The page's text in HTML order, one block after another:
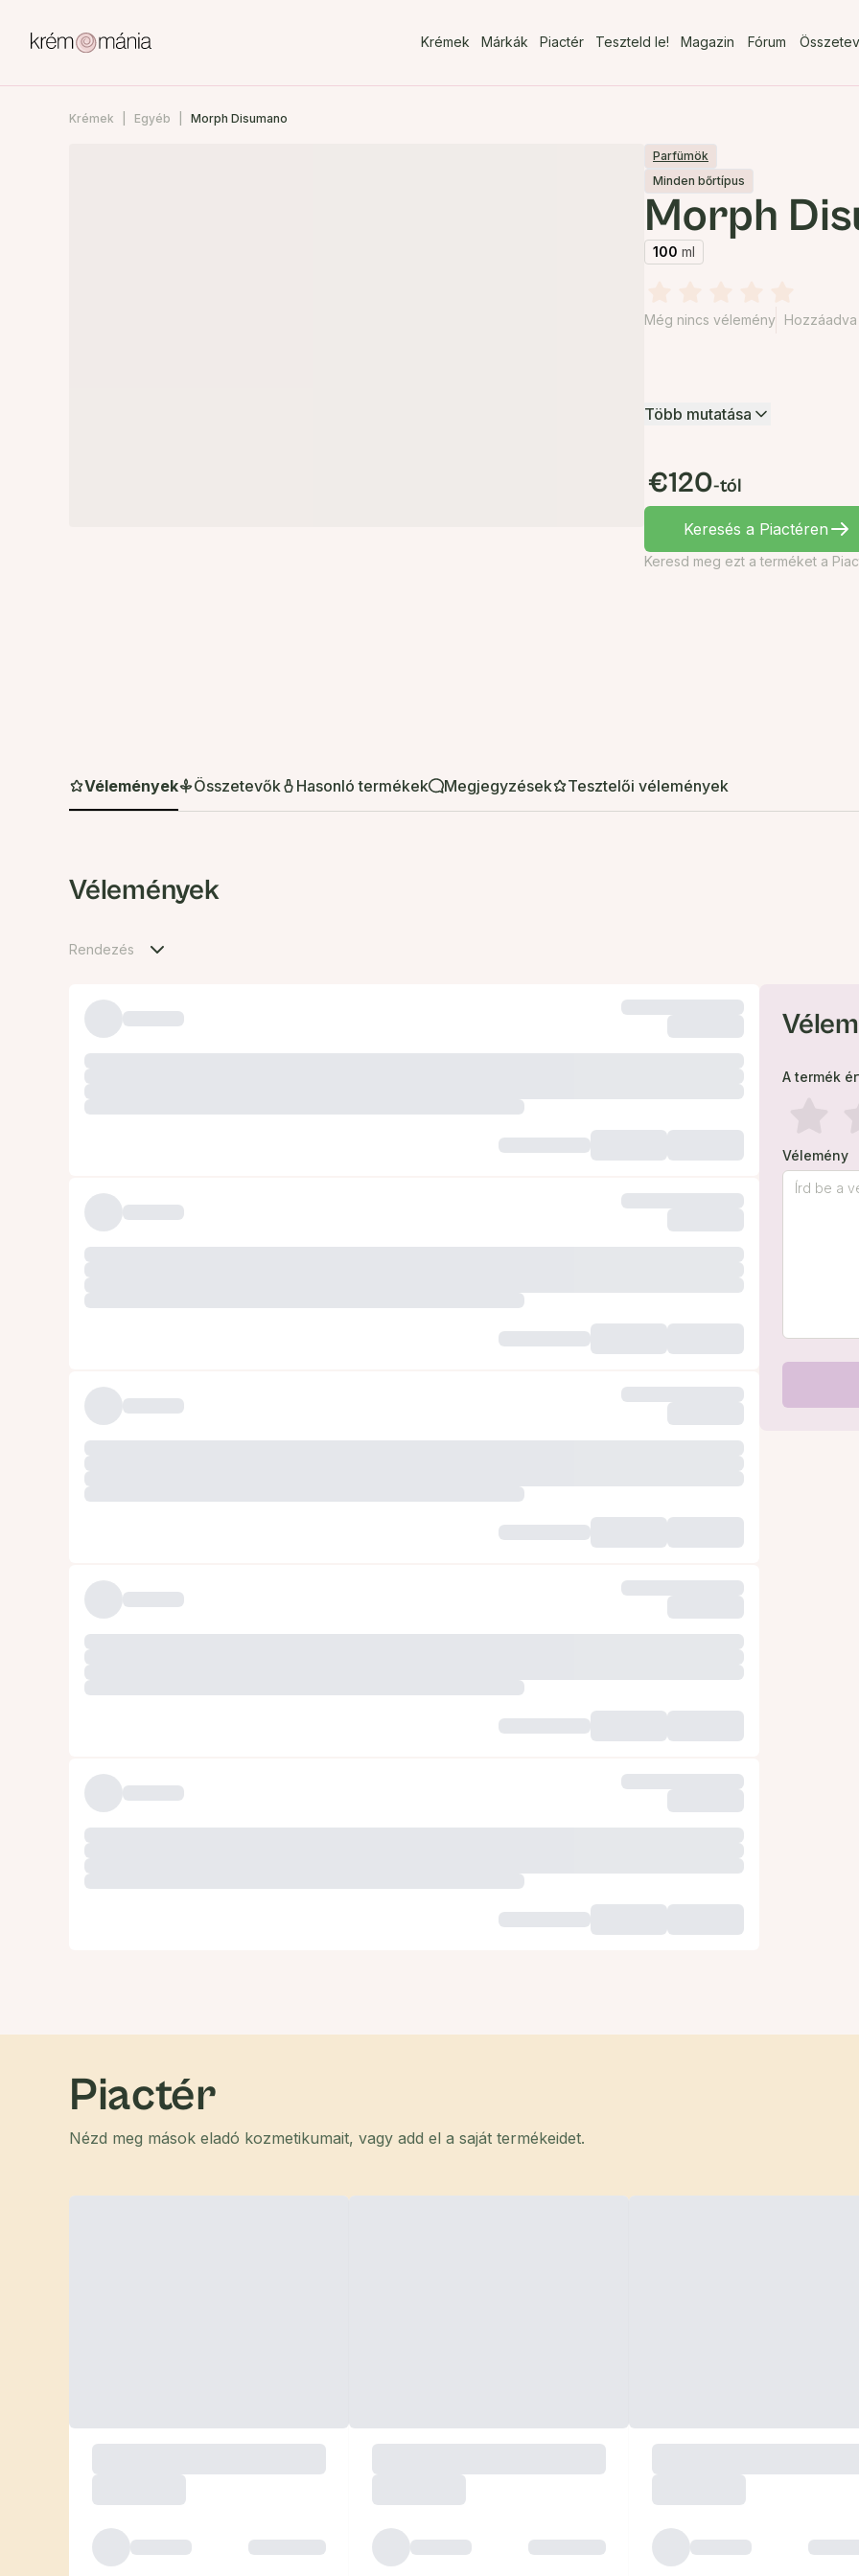
Krémek Márkák Piactér Teszteld le! Magazin Fórum
Krémek Egyéb Morph Disumano
Parfümök
Minden bőrtípus
Morph
100 ml
Még nincs vélemény Hozzáadva
Több mutatása
€120-tól
Keresés a Piactéren
Keresd meg ezt a terméket a
Vélemények Összetevők Hasonló termékek Megjegyzések Tesztelői vélemények
Vélemények
Rendezés
A termék
Vélemény
Piactér
Nézd meg mások eladó kozmetikumait, vagy add el a saját termékeidet.